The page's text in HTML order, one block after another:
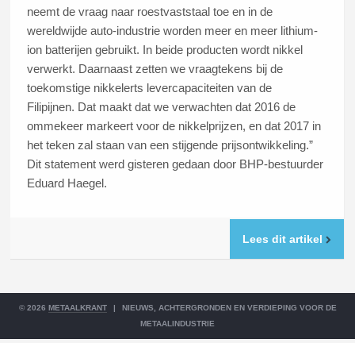
neemt de vraag naar roestvaststaal toe en in de
wereldwijde auto-industrie worden meer en meer lithium-
ion batterijen gebruikt. In beide producten wordt nikkel
verwerkt. Daarnaast zetten we vraagtekens bij de
toekomstige nikkelerts levercapaciteiten van de
Filipijnen. Dat maakt dat we verwachten dat 2016 de
ommekeer markeert voor de nikkelprijzen, en dat 2017 in
het teken zal staan van een stijgende prijsontwikkeling.”
Dit statement werd gisteren gedaan door BHP-bestuurder
Eduard Haegel.
Lees dit artikel
© 2026 METAALKRANT |
NIEUWS, ACHTERGRONDEN EN VERDIEPING VOOR DE
METAALINDUSTRIE